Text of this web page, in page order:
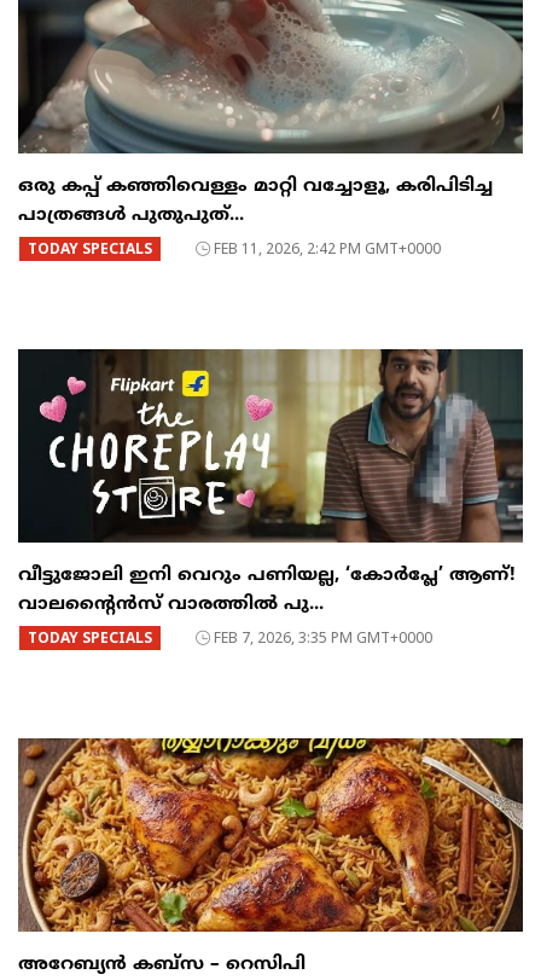
ഒരു കപ്പ് കഞ്ഞിവെള്ളം മാറ്റി വച്ചോളൂ, കരിപിടിച്ച
പാത്രങ്ങൾ പുതുപുത്...
TODAY SPECIALS FEB 11, 2026, 2:42 PM GMT+0000
വീട്ടുജോലി ഇനി വെറും പണിയല്ല, ‘കോർപ്ലേ’ ആണ്!
വാലന്റൈൻസ് വാരത്തിൽ പു...
TODAY SPECIALS FEB 7, 2026, 3:35 PM GMT+0000
അറേബ്യൻ കബ്സ – റെസിപി